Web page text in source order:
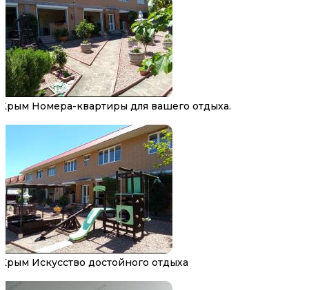
Крым Номера-квартиры для вашего отдыха.
Крым Искусство достойного отдыха